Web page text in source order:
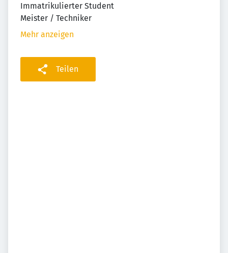
Immatrikulierter Student
Meister / Techniker
Mehr anzeigen
Teilen